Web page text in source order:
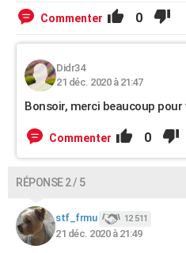
S'inscrire
Se connecter
Lycées
Collèges
Primaires
Universités
Entreprises
Service militaire
Avis de recherche
AVIS DE DÉCÈS
Bricolage
Lifestyle
Culture
Sport
Auto
Television
Voyage
Cinema
Commenter 0
Didr34
21 déc. 2020 à 21:47
Bonsoir, merci beaucoup pour
Commenter 0
RÉPONSE 2 / 5
stf_frmu 12 511
21 déc. 2020 à 21:49